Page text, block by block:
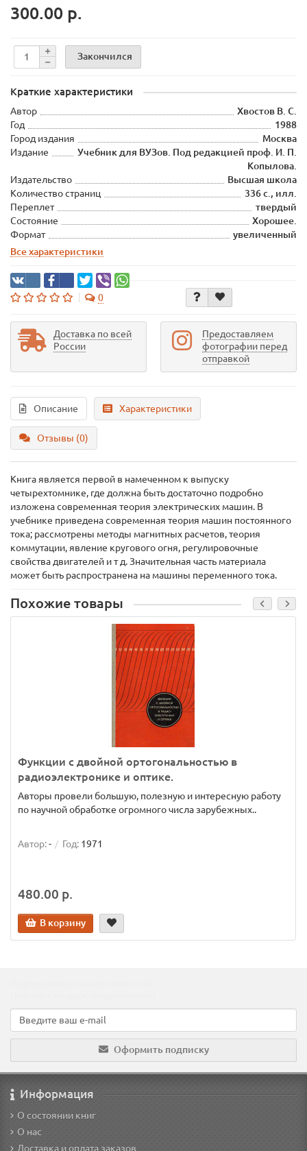
300.00 р.
Закончился
Краткие характеристики
Автор
Хвостов В. С.
Год
1988
Город издания
Москва
Издание
Учебник для ВУЗов. Под редакцией проф. И. П.
Копылова.
Издательство
Высшая школа
Количество страниц
336 с., илл.
Переплет
твердый
Состояние
Хорошее.
Формат
увеличенный
Все характеристики
0
Доставка по всей
России
Предоставляем
фотографии перед
отправкой
Описание Характеристики
Отзывы (0)
Книга является первой в намеченном к выпуску
четырехтомнике, где должна быть достаточно подробно
изложена современная теория электрических машин. В
учебнике приведена современная теория машин постоянного
тока; рассмотрены методы магнитных расчетов, теория
коммутации, явление кругового огня, регулировочные
свойства двигателей и т д. Значительная часть материала
может быть распространена на машины переменного тока.
Похожие товары
Функции с двойной ортогональностью в
радиоэлектронике и оптике.
Авторы провели большую, полезную и интересную работу
по научной обработке огромного числа зарубежных..
Автор:- Год: 1971
480.00 р.
В корзину
Оформить подписку
Информация
О состоянии книг
О нас
Доставка и оплата заказов